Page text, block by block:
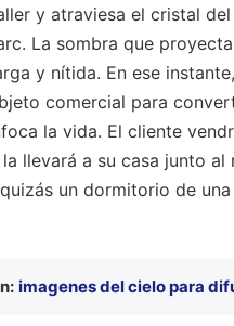
y atraviesa el cristal
La sombra que
y nítida. En ese
comercial para
la vida. El cliente
llevará a su casa junto al
un dormitorio de
imagenes del cielo para